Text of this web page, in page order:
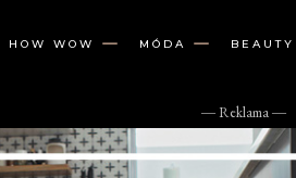
HOW WOW MÓDA BEAUTY
― Reklama ―